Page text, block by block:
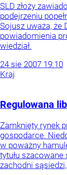
SLD złoży
podejrzeniu
Sojusz uważa, że
powiadomienia
wiedział.
24 sie 2007 19:10
Kraj
Regulowana
Zamknięty rynek
gospodarce.
w poważny
tytułu
zachodni